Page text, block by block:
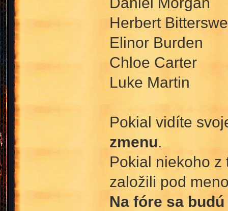
Herbert
Elinor Burden
Chloe Carter
Luke Martin
Pokial vidíte
zmenu.
Pokial niekoho
založili pod
Na fóre sa